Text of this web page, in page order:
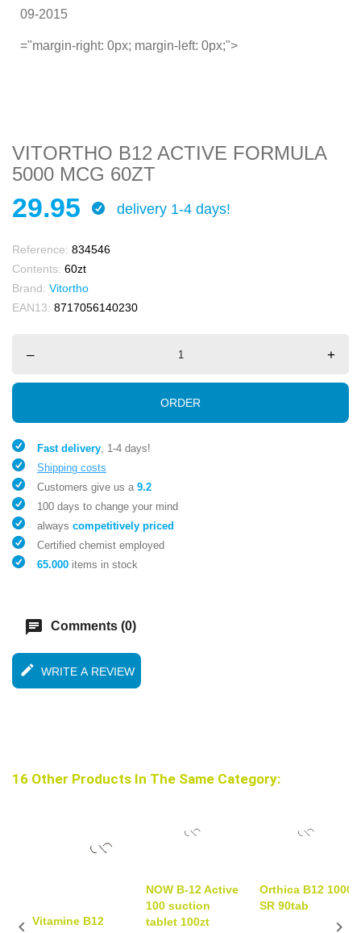
09-2015
="margin-right: 0px; margin-left: 0px;">
VITORTHO B12 ACTIVE FORMULA
5000 MCG 60ZT
29.95 delivery 1-4 days!
Reference: 834546
Contents: 60zt
Brand: Vitortho
EAN13: 8717056140230
– +
ORDER
Fast delivery, 1-4 days!
Shipping costs
Customers give us a 9.2
100 days to change your mind
always competitively priced
Certified chemist employed
65.000 items in stock
chat Comments (0)
edit WRITE A REVIEW
16 Other Products In The Same Category:
Vitamine B12
NOW B-12 Active
100 suction
tablet 100zt
Orthica B12 1000
SR 90tab
 